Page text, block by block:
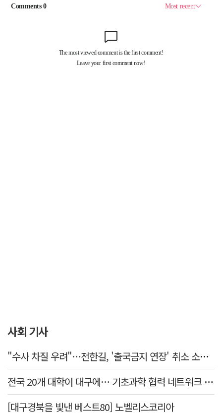
사회 기사
"수사 차질 우려"…전한길, '출국금지 연장' 취소 소송 패소
전국 20개 대학이 대구에… 기초과학 협력 네트워크 출범하다
[대구경북을 빛낸 베스트80] 노벨리스코리아